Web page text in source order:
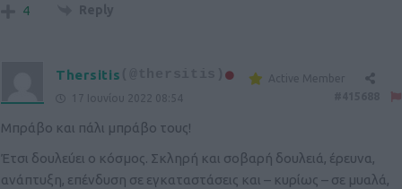
4 Reply
Thersitis
Active Member
17 Ιουνίου 2022 08:54
Μπράβο και πάλι μπράβο τους!
Έτσι δουλεύει ο κόσμος. Σκληρή και σοβαρή δουλειά, έρευνα,
ανάπτυξη, επένδυση σε εγκαταστάσεις και – κυρίως – σε μυαλά,